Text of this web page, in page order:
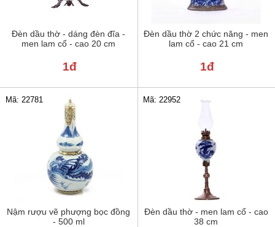
Đèn dầu thờ - dáng đèn đĩa -
men lam cổ - cao 20 cm
1đ
Đèn dầu thờ 2 chức năng - men
lam cổ - cao 21 cm
1đ
Nậm rượu vẽ phượng bọc đồng
- 500 ml
Mã: 22781
Đèn dầu thờ - men lam cổ - cao
38 cm
Mã: 22952